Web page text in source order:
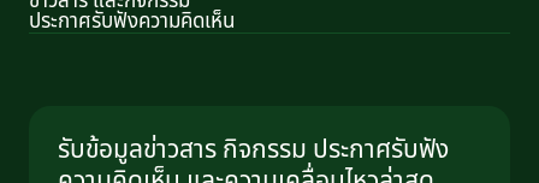
ประกาศรับฟังความคิดเห็น
รับข้อมูลข่าวสาร กิจกรรม ประกาศรับฟัง